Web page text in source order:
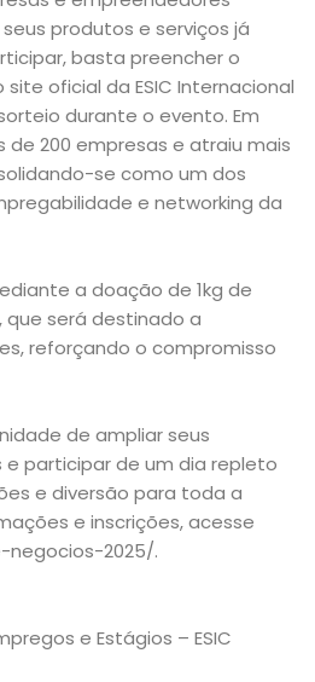
produtos e serviços já
basta preencher o
oficial da ESIC Internacional
durante o evento. Em
de 200 empresas e atraiu mais
se como um dos
e networking da
a doação de 1kg de
será destinado a
reforçando o compromisso
de ampliar seus
e participar de um dia repleto
e diversão para toda a
e inscrições, acesse
2025/.
e Estágios – ESIC